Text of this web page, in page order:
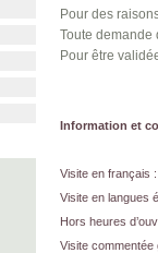
Pour des
Toute demande
Pour être
Information et
Visite en français
Visite en langues
Hors heures
Visite